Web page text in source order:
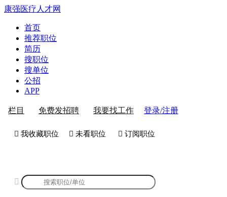
康强医疗人才网
首页
推荐职位
简历
搜职位
搜单位
公招
APP
栏目 免费发招聘 我要找工作 登录/注册
 我收藏职位  未看职位  订阅职位
